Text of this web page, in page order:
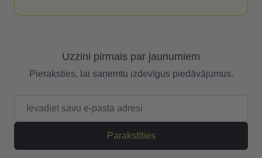
Uzzini pirmais par jaunumiem
Pieraksties, lai saņemtu izdevīgus piedāvājumus.
Parakstīties